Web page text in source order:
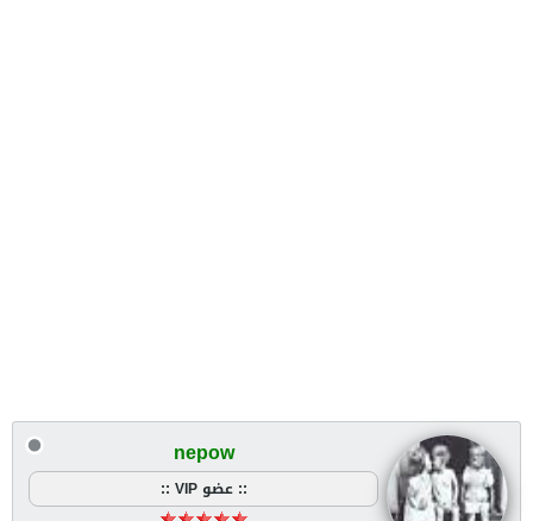
nepow
:: عضو VIP ::